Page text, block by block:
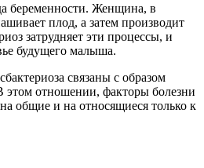
беременности. Женщина, в
плод, а затем производит
затрудняет эти процессы, и
будущего малыша.
связаны с образом
этом отношении, факторы болезни
общие и на относящиеся только к